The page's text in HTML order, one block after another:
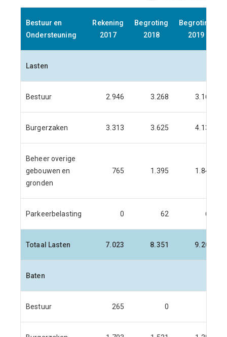
Bestuur en
Ondersteuning
Rekening
2017
Begroting
2018
Begroting
2019
Lasten
Bestuur 2.946 3.268 3.161
Burgerzaken 3.313 3.625 4.131
Beheer overige
gebouwen en
gronden
765 1.395 1.845
Parkeerbelasting 0 62 66
Totaal Lasten 7.023 8.351 9.203
Baten
Bestuur 265 0